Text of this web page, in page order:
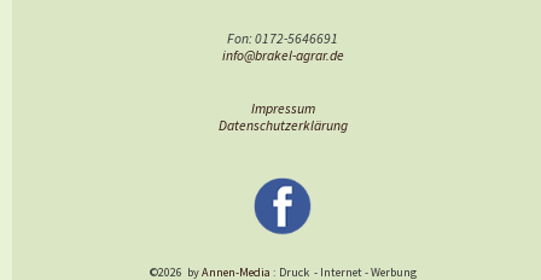
Fon: 0172-5646691
info@brakel-agrar.de
Impressum
Datenschutzerklärung
©2026 byAnnen-Media : Druck - Internet-Werbung